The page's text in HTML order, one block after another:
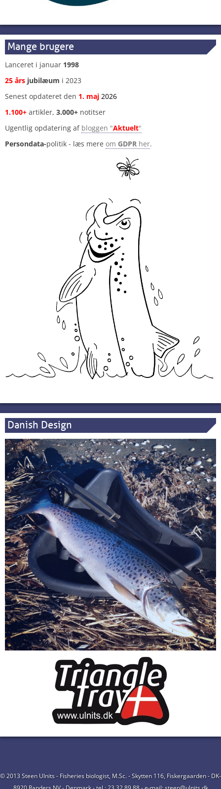
Mange brugere
Lanceret i januar 1998
25 års jubilæum i 2023
Senest opdateret den 1. maj 2026
1.100+ artikler, 3.000+ notitser
Ugentlig opdatering af bloggen "Aktuelt"
Persondata-politik - læs mere om GDPR her.
Danish Design
© 2013 Steen Ulnits - Fisheries biologist, M.Sc. - Skytten 116, Fiskergaarden - DK-